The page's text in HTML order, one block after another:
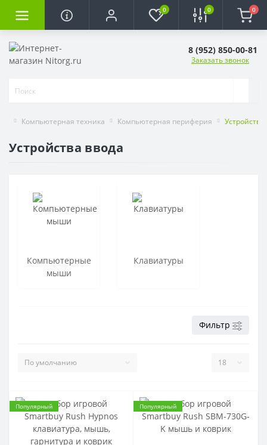
0 0 0
8 (952) 850-00-81
Заказать звонок
Компьютерная техника Компьютерная периферия
Устройства ввода
Компьютерные
мыши
Клавиатуры
Фильтр
Популярный Популярный